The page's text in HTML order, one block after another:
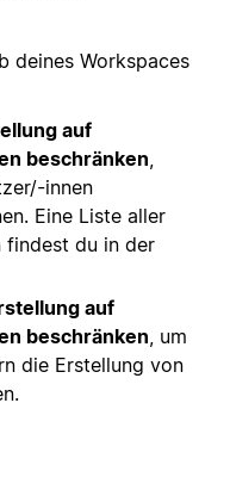
deines Workspaces
auf
beschränken,
innen
Eine Liste aller
findest du in der
auf
beschränken, um
die Erstellung von